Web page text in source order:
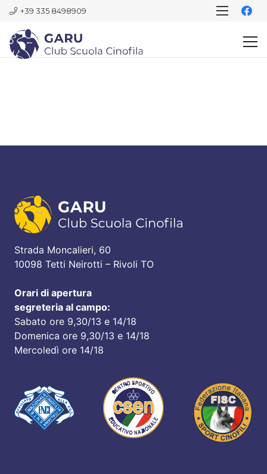
+39 335 8498909
Strada Moncalieri, 60
10098 Tetti Neirotti – Rivoli TO
Orari di apertura
segreteria al campo:
Sabato ore 9,30/13 e 14/18
Domenica ore 9,30/13 e 14/18
Mercoledì ore 14/18